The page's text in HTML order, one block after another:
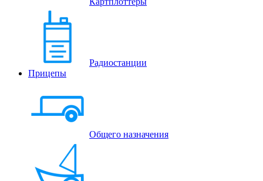
Радиостанции
Прицепы
Общего назначения